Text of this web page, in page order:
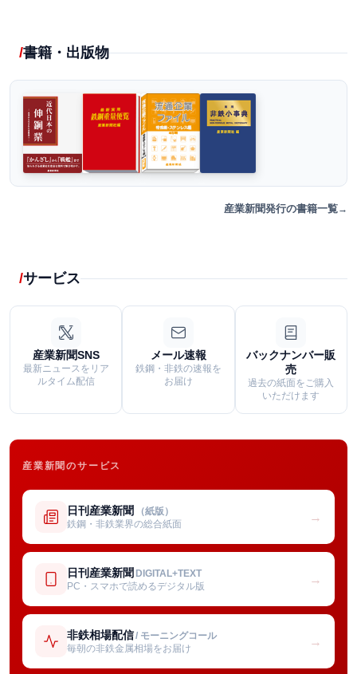
書籍・出版物
産業新聞発行の書籍一覧
サービス
産業新聞SNS
最新ニュースをリア
ルタイム配信
メール速報
鉄鋼・非鉄の速報を
お届け
バックナンバー販
売
過去の紙面をご購入
いただけます
産業新聞のサービス
日刊産業新聞 （紙版）
鉄鋼・非鉄業界の総合紙面
→
日刊産業新聞 DIGITAL+TEXT
PC・スマホで読めるデジタル版
→
非鉄相場配信/ モーニングコール
毎朝の非鉄金属相場をお届け
→